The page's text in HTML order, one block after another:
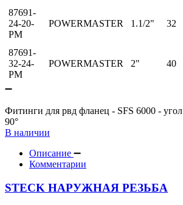
87691-
24-20-
PM
POWERMASTER 1.1/2" 32
87691-
32-24-
PM
POWERMASTER 2" 40
Фитинги для рвд фланец - SFS 6000 - угол
90°
В наличии
Описание
Комментарии
STECK НАРУЖНАЯ РЕЗЬБА